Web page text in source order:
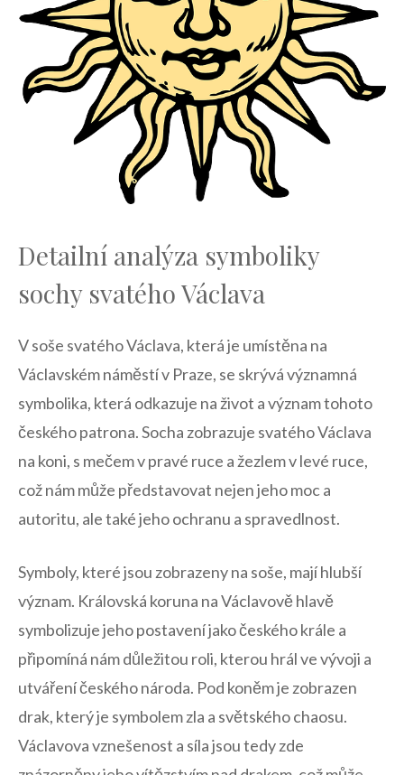
Detailní analýza‍ symboliky
sochy svatého Václava
V soše svatého Václava,​ která je umístěna na
Václavském náměstí v ​Praze, se skrývá významná
symbolika, která odkazuje na život‌ a‍ význam tohoto
českého patrona. ​Socha zobrazuje⁢ svatého Václava
na koni, s mečem v pravé ruce a⁣ žezlem v levé ‌ruce,
což nám může představovat nejen ​jeho moc a
⁤autoritu, ale také jeho ochranu a spravedlnost.
Symboly, které jsou zobrazeny na soše,‍ mají hlubší
význam. Královská koruna ‍na Václavově hlavě
symbolizuje jeho⁤ postavení ‌jako českého krále a
připomíná nám ‍důležitou roli,⁢ kterou hrál ve vývoji a
utváření českého ⁣národa. Pod koněm je zobrazen
drak, který je symbolem zla a světského chaosu.
‌Václavova vznešenost ⁣a síla jsou‍ tedy zde